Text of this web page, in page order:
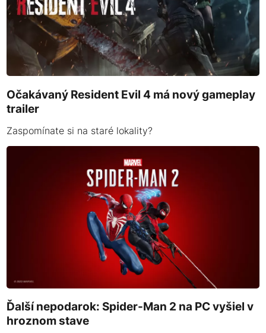
Očakávaný Resident Evil 4 má nový gameplay
trailer
Zaspomínate si na staré lokality?
Ďalší nepodarok: Spider-Man 2 na PC vyšiel v
hroznom stave